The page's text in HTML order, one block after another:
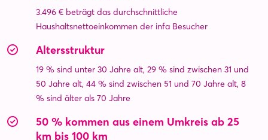
3.496 € beträgt das durchschnittliche
Haushaltsnettoeinkommen der infa Besucher
Altersstruktur
19 % sind unter 30 Jahre alt, 29 % sind zwischen 31 und
50 Jahre alt, 44 % sind zwischen 51 und 70 Jahre alt, 8
% sind älter als 70 Jahre
50 % kommen aus einem Umkreis ab 25
km bis 100 km